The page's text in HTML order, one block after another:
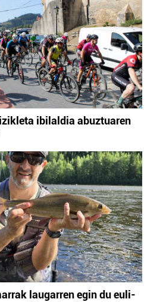
prozesatzeko moduari
eta ezarri zure lehentasunak
unetan alda edo ken dezakezu
adierazpenean.
propioak eta hirugarrenen cookie-
Zure esperientzia eta
cookie teknologiaz
onartuz gero, teknologia hori
ibilaldia abuztuaren
laugarren egin du euli-